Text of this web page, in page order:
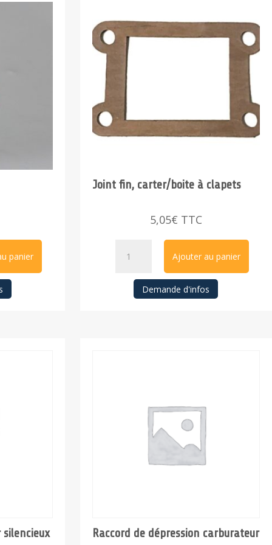
panier
Joint fin, carter/boite à clapets
5,05€ TTC
Ajouter au panier
Demande d'infos
Raccord de dépression carburateur